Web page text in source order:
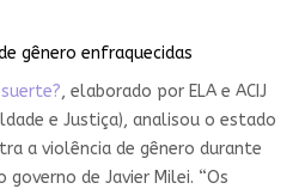
gênero enfraquecidas
, elaborado por ELA e ACIJ
e Justiça), analisou o estado
a violência de gênero durante
de Javier Milei. “Os